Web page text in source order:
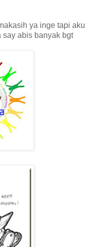
ya inge tapi aku
say abis banyak bgt